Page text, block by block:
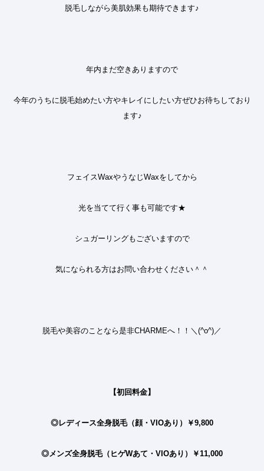
脱毛しながら美肌効果も期待できます♪
年内まだ空きありますので
今年のうちに脱毛始めたい方やキレイにしたい方ぜひお待ちしており
ます♪
フェイスWaxやうなじWaxをしてから
光を当てて行く事も可能です★
シュガーリングもございますので
気になられる方はお問い合わせください＾＾
脱毛や美容のことなら是非CHARMEへ！！＼(^o^)／
【初回料金】
◎レディース全身脱毛（顔・ VIOあり）￥9,800
◎メンズ全身脱毛（ヒゲWあて・ VIOあり）￥11,000